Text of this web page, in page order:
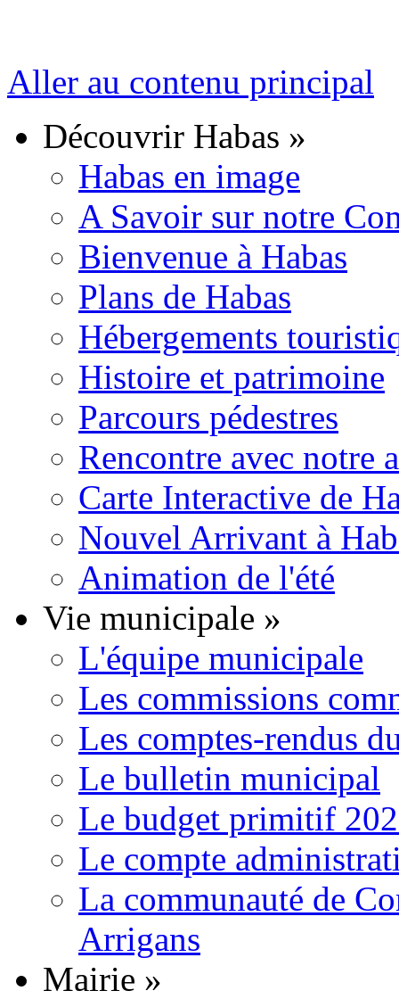
Aller au contenu principal
Découvrir Habas »
Habas en image
A Savoir sur notre
Bienvenue à Habas
Plans de Habas
Hébergements
Histoire et patrimoine
Parcours pédestres
Rencontre avec notre
Carte Interactive de
Nouvel Arrivant à
Animation de l'été
Vie municipale »
L'équipe municipale
Les commissions
Les comptes-rendus
Le bulletin municipal
Le budget primitif
Le compte
La communauté de
Arrigans
Mairie »